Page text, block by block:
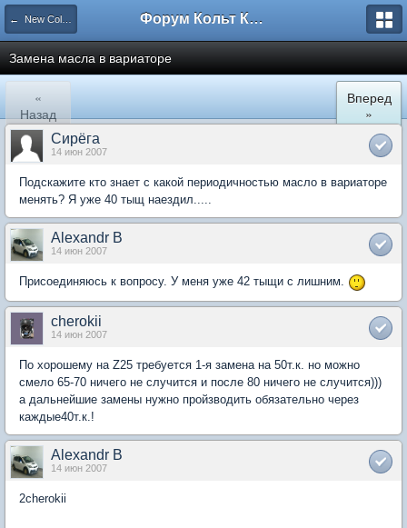
← New Colt. Двигатель и трансмиссия Форум Кольт Клуб
Замена масла в вариаторе
«
Назад
Вперед
»
Сирёга
14 июн 2007
Подскажите кто знает с какой периодичностью масло в вариаторе
менять? Я уже 40 тыщ наездил.....
Alexandr B
14 июн 2007
Присоединяюсь к вопросу. У меня уже 42 тыщи с лишним.
cherokii
14 июн 2007
По хорошему на Z25 требуется 1-я замена на 50т.к. но можно
смело 65-70 ничего не случится и после 80 ничего не случится)))
а дальнейшие замены нужно пройзводить обязательно через
каждые40т.к.!
Alexandr B
14 июн 2007
2cherokii